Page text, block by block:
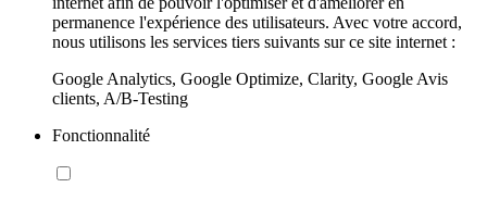
permanence l'expérience des utilisateurs. Avec votre accord,
nous utilisons les services tiers suivants sur ce site internet :
Google Analytics, Google Optimize, Clarity, Google Avis
clients, A/B-Testing
Fonctionnalité